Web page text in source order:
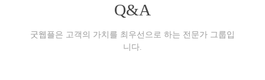
Q&A
굿웹플은 고객의 가치를 최우선으로 하는 전문가 그룹입
니다.